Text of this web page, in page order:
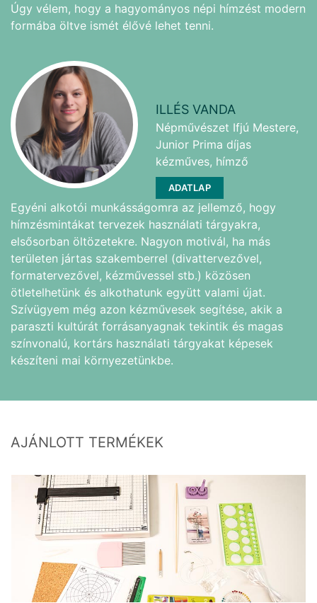
Úgy vélem, hogy a hagyományos népi hímzést modern
formába öltve ismét élővé lehet tenni.
ILLÉS VANDA
Népművészet Ifjú Mestere,
Junior Prima díjas
kézműves, hímző
ADATLAP
Egyéni alkotói munkásságomra az jellemző, hogy
hímzésmintákat tervezek használati tárgyakra,
elsősorban öltözetekre. Nagyon motivál, ha más
területen jártas szakemberrel (divattervezővel,
formatervezővel, kézművessel stb.) közösen
ötletelhetünk és alkothatunk együtt valami újat.
Szívügyem még azon kézművesek segítése, akik a
paraszti kultúrát forrásanyagnak tekintik és magas
színvonalú, kortárs használati tárgyakat képesek
készíteni mai környezetünkbe.
AJÁNLOTT TERMÉKEK